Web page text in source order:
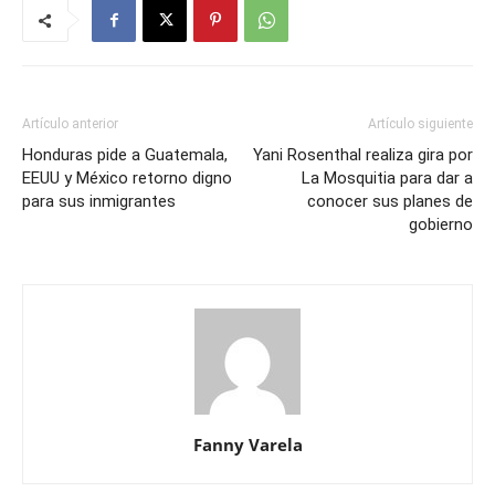
Artículo anterior
Honduras pide a Guatemala,
EEUU y México retorno digno
para sus inmigrantes
Artículo siguiente
Yani Rosenthal realiza gira por
La Mosquitia para dar a
conocer sus planes de
gobierno
Fanny Varela